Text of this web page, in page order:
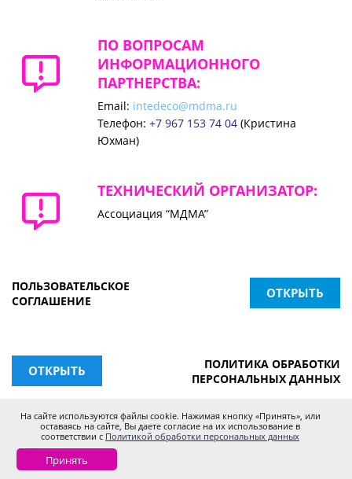
На сайте используются файлы cookie. Нажимая кнопку «Принять», или
оставаясь на сайте, Вы даете согласие на их использование в
соответствии с Политикой обработки персональных данных
Принять
ПО ВОПРОСАМ
ИНФОРМАЦИОННОГО
ПАРТНЕРСТВА:
Email: intedeco@mdma.ru
Телефон: +7 967 153 74 04(Кристина
Юхман)
ТЕХНИЧЕСКИЙ ОРГАНИЗАТОР:
Ассоциация “МДМА”
ПОЛЬЗОВАТЕЛЬСКОЕ
СОГЛАШЕНИЕ
ОТКРЫТЬ
ОТКРЫТЬ
ПОЛИТИКА ОБРАБОТКИ
ПЕРСОНАЛЬНЫХ ДАННЫХ